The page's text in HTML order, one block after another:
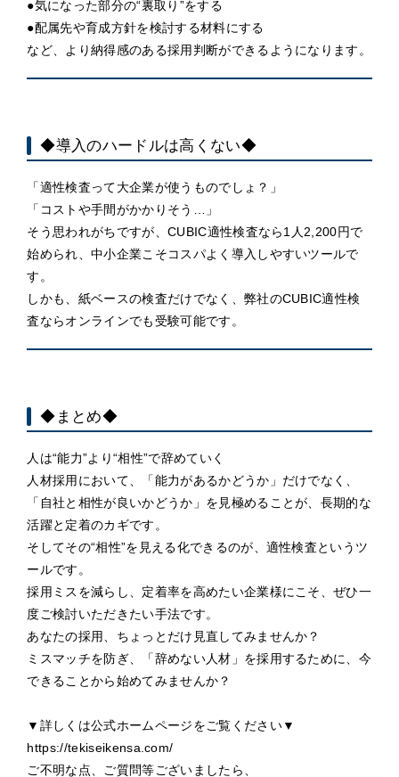
●気になった部分の“裏取り”をする
●配属先や育成方針を検討する材料にする
など、より納得感のある採用判断ができるようになります。
◆導入のハードルは高くない◆
「適性検査って大企業が使うものでしょ？」
「コストや手間がかかりそう…」
そう思われがちですが、CUBIC適性検査なら1人2,200円で
始められ、中小企業こそコスパよく導入しやすいツールで
す。
しかも、紙ベースの検査だけでなく、弊社のCUBIC適性検
査ならオンラインでも受験可能です。
◆まとめ◆
人は“能力”より“相性”で辞めていく
人材採用において、「能力があるかどうか」だけでなく、
「自社と相性が良いかどうか」を見極めることが、長期的な
活躍と定着のカギです。
そしてその“相性”を見える化できるのが、適性検査というツ
ールです。
採用ミスを減らし、定着率を高めたい企業様にこそ、ぜひ一
度ご検討いただきたい手法です。
あなたの採用、ちょっとだけ見直してみませんか？
ミスマッチを防ぎ、「辞めない人材」を採用するために、今
できることから始めてみませんか？
▼詳しくは公式ホームページをご覧ください▼
https://tekiseikensa.com/
ご不明な点、ご質問等ございましたら、